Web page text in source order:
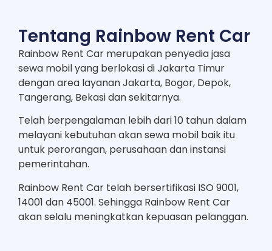
Tentang Rainbow Rent Car
Rainbow Rent Car merupakan penyedia jasa
sewa mobil yang berlokasi di Jakarta Timur
dengan area layanan Jakarta, Bogor, Depok,
Tangerang, Bekasi dan sekitarnya.
Telah berpengalaman lebih dari 10 tahun dalam
melayani kebutuhan akan sewa mobil baik itu
untuk perorangan, perusahaan dan instansi
pemerintahan.
Rainbow Rent Car telah bersertifikasi ISO 9001,
14001 dan 45001. Sehingga Rainbow Rent Car
akan selalu meningkatkan kepuasan pelanggan.